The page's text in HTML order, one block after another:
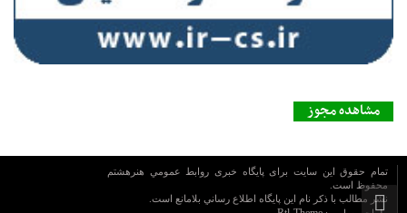
مشاهده مجوز
تمام حقوق این سایت برای پایگاه خبری روابط عمومي هنرهشتم
محفوظ است.
نشر مطالب با ذکر نام اين پايگاه اطلاع رساني بلامانع است.